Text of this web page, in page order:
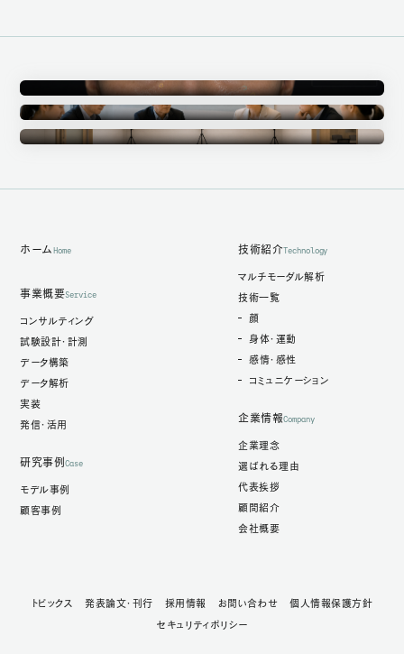
アノテーション事業
ホーム Home
事業概要Service
コンサルティング
試験設計・計測
データ構築
データ解析
実装
発信・活用
研究事例Case
モデル事例
顧客事例
技術紹介Technology
マルチモーダル解析
技術一覧
顔
身体・運動
感情・感性
コミュニケーション
企業情報Company
企業理念
選ばれる理由
代表挨拶
顧問紹介
会社概要
トピックス 発表論文・刊行 採用情報 お問い合わせ 個人情報保護方針
セキュリティポリシー